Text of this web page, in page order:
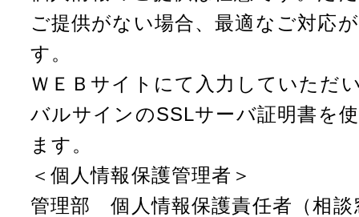
ご提供がない場合、最適なご対応
す。
ＷＥＢサイトにて入力していただ
バルサインのSSLサーバ証明書を
ます。
＜個人情報保護管理者＞
管理部 個人情報保護責任者（相談